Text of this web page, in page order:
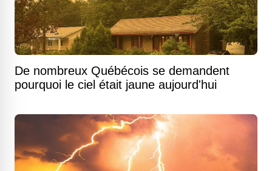
De nombreux Québécois se demandent
pourquoi le ciel était jaune aujourd'hui